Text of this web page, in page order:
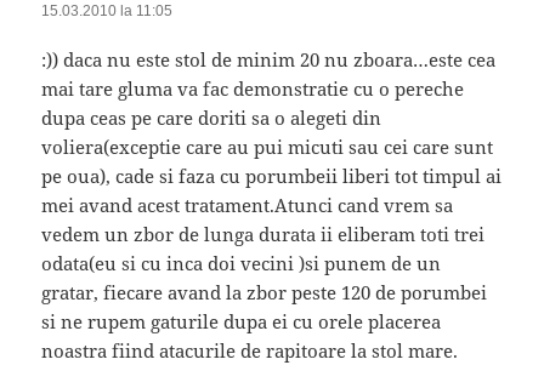
15.03.2010 la 11:05
:)) daca nu este stol de minim 20 nu zboara…este cea
mai tare gluma va fac demonstratie cu o pereche
dupa ceas pe care doriti sa o alegeti din
voliera(exceptie care au pui micuti sau cei care sunt
pe oua), cade si faza cu porumbeii liberi tot timpul ai
mei avand acest tratament.Atunci cand vrem sa
vedem un zbor de lunga durata ii eliberam toti trei
odata(eu si cu inca doi vecini )si punem de un
gratar, fiecare avand la zbor peste 120 de porumbei
si ne rupem gaturile dupa ei cu orele placerea
noastra fiind atacurile de rapitoare la stol mare.